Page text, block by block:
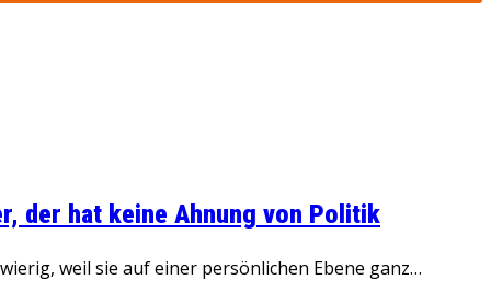
der hat keine Ahnung von Politik
weil sie auf einer persönlichen Ebene ganz…